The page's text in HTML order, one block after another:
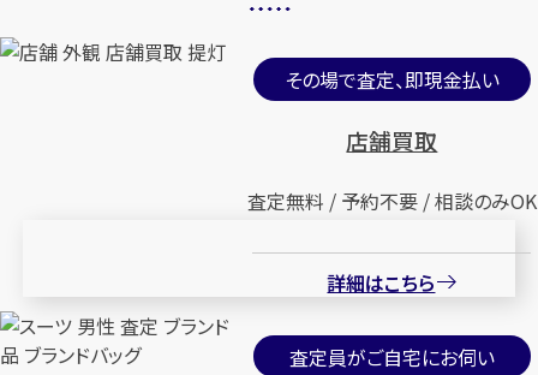
その場で査定、即現金払い
店舗買取
査定無料 / 予約不要 / 相談のみOK
詳細はこちら
査定員がご自宅にお伺い